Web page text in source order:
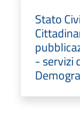
Stato
- servizi